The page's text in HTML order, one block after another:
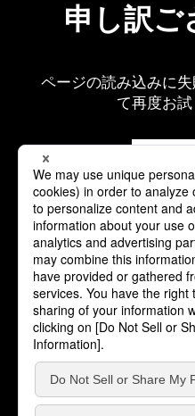
申し訳ご
ページの読み込みに
て再度お試